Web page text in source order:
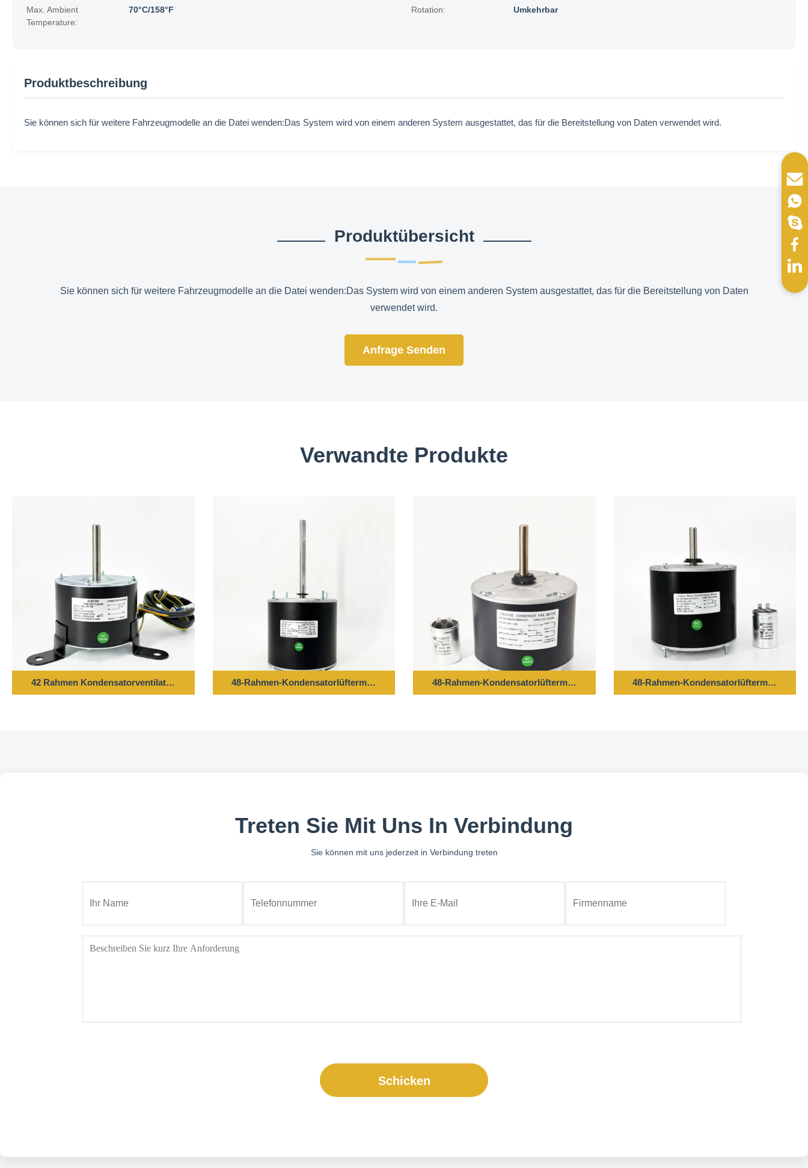
Max. Ambient
Temperature:
70°C/158°F Rotation: Umkehrbar
Produktbeschreibung
Sie können sich für weitere Fahrzeugmodelle an die Datei wenden:Das System wird von einem anderen System ausgestattet, das für die Bereitstellung von Daten verwendet wird.
Produktübersicht
Sie können sich für weitere Fahrzeugmodelle an die Datei wenden:Das System wird von einem anderen System ausgestattet, das für die Bereitstellung von Daten
verwendet wird.
Anfrage Senden
Verwandte Produkte
42 Rahmen Kondensatorventilator Motor - 1/10PS 220-240V 50HZ 850 Dreh/min48-Rahmen-Kondensatorlüftermotor - 1/6 PS 208-230 V 60 Hz 1075 U/min48-Rahmen-Kondensatorlüftermotor - 1/4 PS 208/230 V 60 Hz 1100 U/min 5 uF/370 V
48-Rahmen-Kondensatorlüftermotor - 1/4
Treten Sie Mit Uns In Verbindung
Sie können mit uns jederzeit in Verbindung treten
Schicken